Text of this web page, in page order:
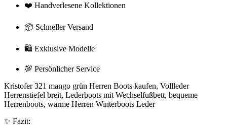
❤️ Handverlesene Kollektionen
📦 Schneller Versand
🛍️ Exklusive Modelle
💯 Persönlicher Service
Kristofer 321 mango grün Herren Boots kaufen, Vollleder
Herrenstiefel breit, Lederboots mit Wechselfußbett, bequeme
Herrenboots, warme Herren Winterboots Leder
✨ Fazit: